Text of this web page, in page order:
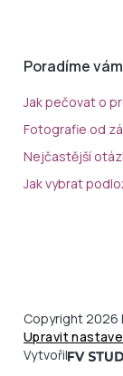
Poradíme vám
Jak pečovat o
Fotografie od
Nejčastější
Jak vybrat
Copyright 2026
Upravit
Vytvořil